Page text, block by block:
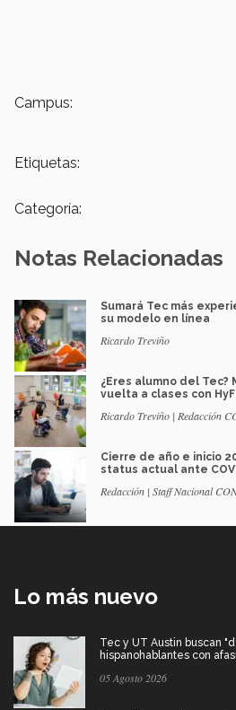
Campus:
Etiquetas:
Categoría:
Notas Relacionadas
Sumará Tec más
su modelo en línea
Ricardo Treviño
¿Eres alumno del Tec?
vuelta a clases con
Ricardo Treviño | Redacción
Cierre de año e inicio
status actual ante
Redacción | Staff Nacional
Lo más nuevo
Tec y UT Austin buscan
hispanohablantes con
05 Agosto 2026